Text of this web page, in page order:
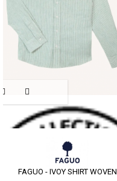
FAGUO - IVOY SHIRT WOVEN